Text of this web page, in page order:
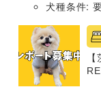
犬種条件: